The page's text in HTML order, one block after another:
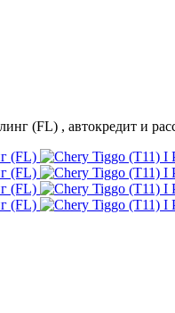
(FL) , автокредит и